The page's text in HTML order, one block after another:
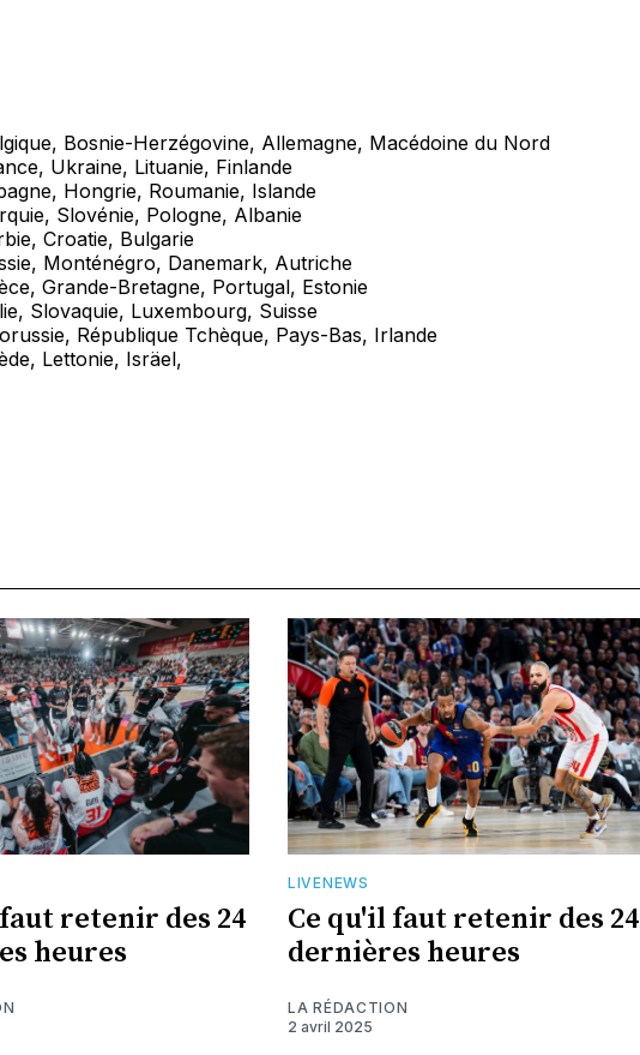
Bosnie-Herzégovine, Allemagne, Macédoine du Nord
Ukraine, Lituanie, Finlande
Hongrie, Roumanie, Islande
Slovénie, Pologne, Albanie
Croatie, Bulgarie
Monténégro, Danemark, Autriche
Grande-Bretagne, Portugal, Estonie
Slovaquie, Luxembourg, Suisse
République Tchèque, Pays-Bas, Irlande
Lettonie, Isräel,
retenir des 24
heures
LIVENEWS
Ce qu'il faut retenir des 24
dernières heures
LA RÉDACTION
2 avril 2025